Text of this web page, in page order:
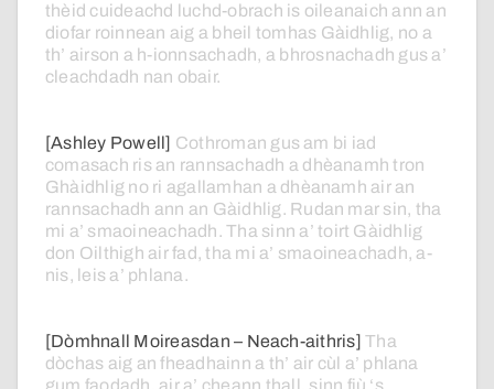
thèid cuideachd luchd-obrach is oileanaich ann an
diofar roinnean aig a bheil tomhas Gàidhlig, no a
th’ airson a h-ionnsachadh, a bhrosnachadh gus a’
cleachdadh nan obair.
[Ashley Powell] Cothroman gus am bi iad
comasach ris an rannsachadh a dhèanamh tron
Ghàidhlig no ri agallamhan a dhèanamh air an
rannsachadh ann an Gàidhlig. Rudan mar sin, tha
mi a’ smaoineachadh. Tha sinn a’ toirt Gàidhlig
don Oilthigh airfad, tha mi a’ smaoineachadh, a-
nis, leis a’ phlana.
[Dòmhnall Moireasdan – Neach-aithris]Tha
dòchas aig an fheadhainn a th’ air cùl a’ phlana
gum faodadh, air a’ cheann thall, sinn fiù ‘s